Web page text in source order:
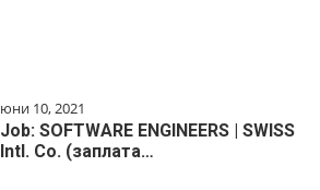
юни 10, 2021
Job: SOFTWARE ENGINEERS | SWISS
Intl. Co. (заплата…